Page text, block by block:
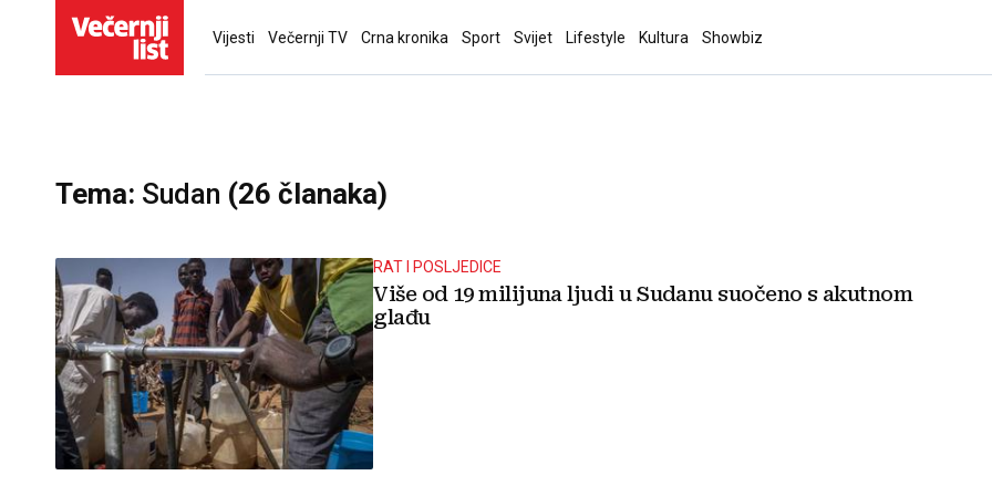
Vijesti Večernji TV Crna kronika Sport Svijet Lifestyle Kultura Showbiz
Tema: Sudan (26 članaka)
RAT I POSLJEDICE
Više od 19 milijuna ljudi u Sudanu suočeno s akutnom
glađu